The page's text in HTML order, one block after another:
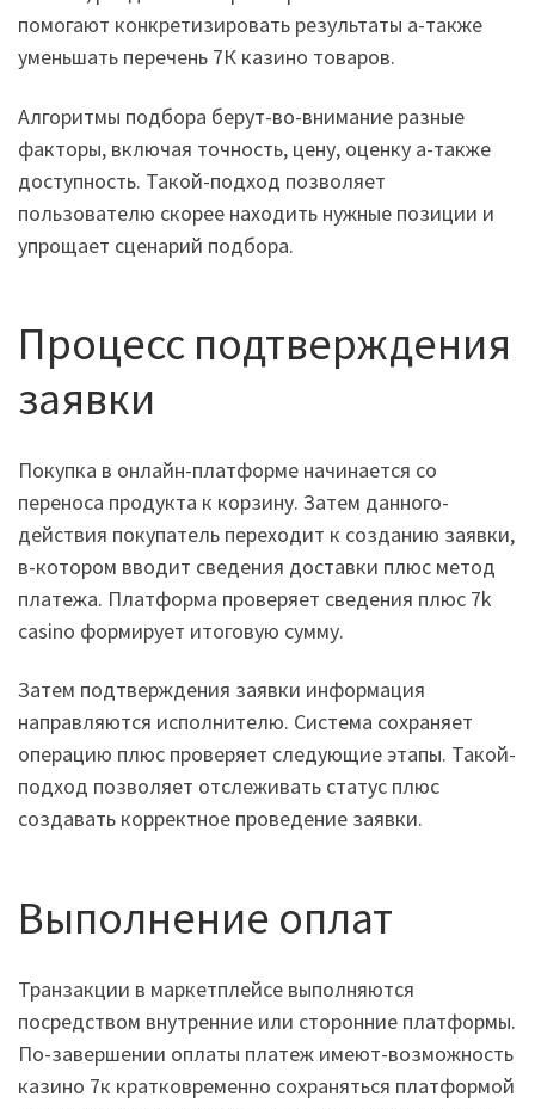
помогают конкретизировать результаты а-также
уменьшать перечень 7К казино товаров.
Алгоритмы подбора берут-во-внимание разные
факторы, включая точность, цену, оценку а-также
доступность. Такой-подход позволяет
пользователю скорее находить нужные позиции и
упрощает сценарий подбора.
Процесс подтверждения
заявки
Покупка в онлайн-платформе начинается со
переноса продукта к корзину. Затем данного-
действия покупатель переходит к созданию заявки,
в-котором вводит сведения доставки плюс метод
платежа. Платформа проверяет сведения плюс 7k
casino формирует итоговую сумму.
Затем подтверждения заявки информация
направляются исполнителю. Система сохраняет
операцию плюс проверяет следующие этапы. Такой-
подход позволяет отслеживать статус плюс
создавать корректное проведение заявки.
Выполнение оплат
Транзакции в маркетплейсе выполняются
посредством внутренние или сторонние платформы.
По-завершении оплаты платеж имеют-возможность
казино 7к кратковременно сохраняться платформой